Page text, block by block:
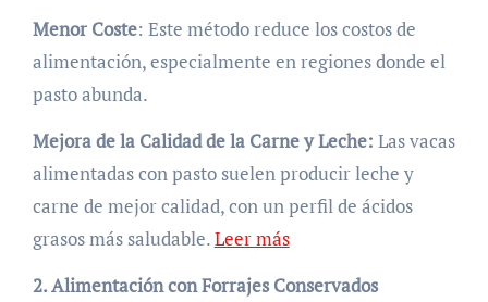
Menor Coste: Este método reduce los costos de
alimentación, especialmente en regiones donde el
pasto abunda.
Mejora de la Calidad de la Carne y Leche: Las vacas
alimentadas con pasto suelen producir leche y
carne de mejor calidad, con un perfil de ácidos
grasos más saludable.Leer más
2. Alimentación con Forrajes Conservados